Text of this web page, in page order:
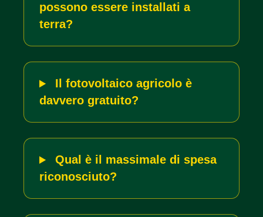
possono essere installati a
terra?
Il fotovoltaico agricolo è
davvero gratuito?
Qual è il massimale di spesa
riconosciuto?